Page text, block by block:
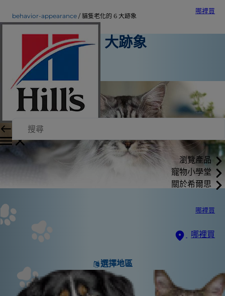
哪裡買
瀏覽產品
寵物小學堂
關於希爾思
哪裡買
哪裡買
選擇地區
behavior-appearance 貓隻老化的 6 大跡象
貓隻老化的 6 大跡象
行為與外觀
Kara Murphy